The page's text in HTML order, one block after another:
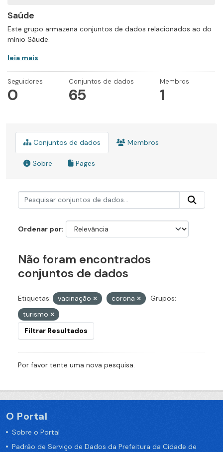
Saúde
Este grupo armazena conjuntos de dados relacionados ao do
mínio Sáude.
leia mais
Seguidores
0
Conjuntos de dados
65
Membros
1
Conjuntos de dados Membros
Sobre Pages
Ordenar por
Não foram encontrados
conjuntos de dados
Etiquetas: vacinação corona
Grupos:
turismo
Filtrar Resultados
Por favor tente uma nova pesquisa.
O Portal
Sobre o Portal
Padrão de Serviço de Dados da Prefeitura da Cidade de